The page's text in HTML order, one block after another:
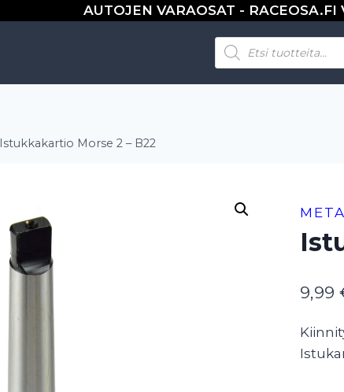
AUTOJEN VARAOSAT - RACEOSA.FI
Products
search
Istukkakartio Morse 2 – B22
9,99